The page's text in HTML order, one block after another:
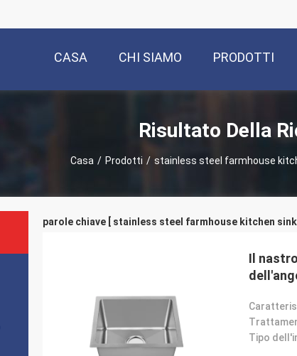
CASA CHI SIAMO PRODOTTI
Risultato Della
Casa / Prodotti / stainless steel farmhouse
parole chiave [ stainless steel farmhouse kitchen
Il